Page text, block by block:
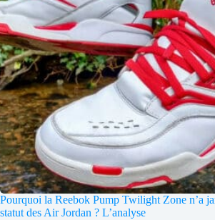
Pourquoi la Reebok Pump Twilight Zone n’a
statut des Air Jordan ? L’analyse